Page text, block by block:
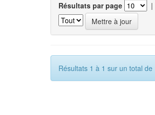
Résultats par page |
Résultats 1 à 1 sur un total de